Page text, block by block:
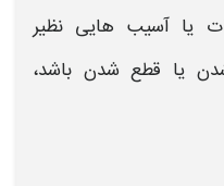
یا آسیب هایی نظیر
یا قطع شدن باشد،